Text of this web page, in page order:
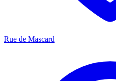
Rue de Mascard